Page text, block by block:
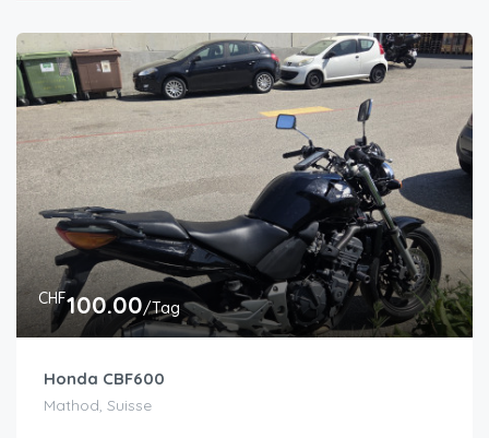
CHF100.00/Tag
Honda CBF600
Mathod, Suisse